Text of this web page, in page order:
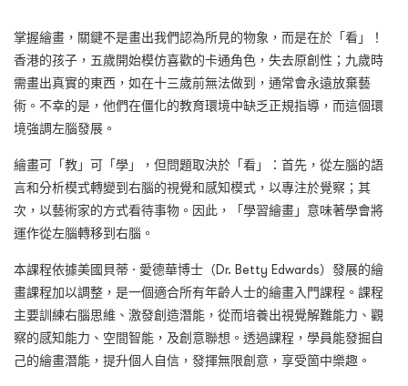
掌握繪畫，關鍵不是畫出我們認為所見的物象，而是在於「看」！
香港的孩子，五歲開始模仿喜歡的卡通角色，失去原創性；九歲時
需畫出真實的東西，如在十三歲前無法做到，通常會永遠放棄藝
術。不幸的是，他們在僵化的教育環境中缺乏正規指導，而這個環
境強調左腦發展。
繪畫可「教」可「學」，但問題取決於「看」：首先，從左腦的語
言和分析模式轉變到右腦的視覺和感知模式，以專注於覺察；其
次，以藝術家的方式看待事物。因此，「學習繪畫」意味著學會將
運作從左腦轉移到右腦。
本課程依據美國貝蒂 · 愛德華博士（Dr. Betty Edwards）發展的繪
畫課程加以調整，是一個適合所有年齡人士的繪畫入門課程。課程
主要訓練右腦思維、激發創造潛能，從而培養出視覺解難能力、觀
察的感知能力、空間智能，及創意聯想。透過課程，學員能發掘自
己的繪畫潛能，提升個人自信，發揮無限創意，享受箇中樂趣。